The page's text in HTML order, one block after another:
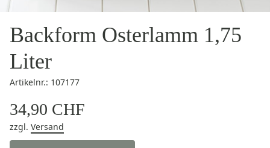
Backform Osterlamm 1,75
Liter
Artikelnr.: 107177
34,90 CHF
zzgl. Versand